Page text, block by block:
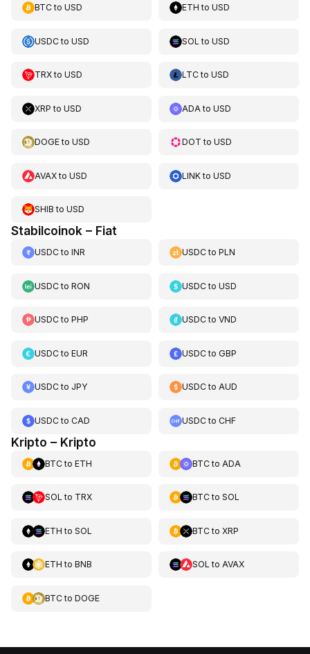
BTCto USD ETH toUSD
USDCto USD SOL toUSD
TRXto USD LTCtoUSD
XRP to USD ADA toUSD
DOGEto USD DOT toUSD
AVAXto USD LINKtoUSD
SHIB to USD
Stabilcoinok – Fiat
USDCto INR USDCtoPLN
USDCto RON USDCtoUSD
USDCto PHP USDCtoVND
USDCto EUR USDCtoGBP
USDCto JPY USDCtoAUD
USDCto CAD USDCtoCHF
Kripto – Kripto
BTCto ETH BTCto ADA
SOL to TRX BTCto SOL
ETH to SOL BTCto XRP
ETH to BNB SOL to AVAX
BTCto DOGE